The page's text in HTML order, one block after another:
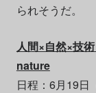
られそうだ。
人間×自然×技
nature
日程：6月19日